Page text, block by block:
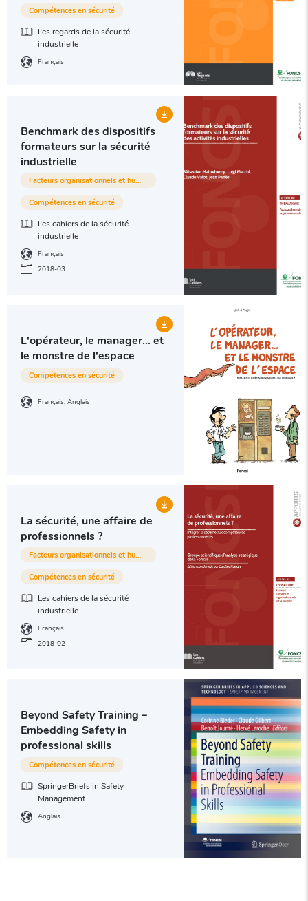
Compétences en sécurité
Les regards de la sécurité
industrielle
Français
Benchmark des dispositifs
formateurs sur la sécurité
industrielle
Facteurs organisationnels et humains
Compétences en sécurité
Les cahiers de la sécurité
industrielle
Français
2018-03
L'opérateur, le manager... et
le monstre de l'espace
Compétences en sécurité
Français Anglais
La sécurité, une affaire de
professionnels ?
Facteurs organisationnels et humains
Compétences en sécurité
Les cahiers de la sécurité
industrielle
Français
2018-02
Beyond Safety Training –
Embedding Safety in
professional skills
Compétences en sécurité
SpringerBriefs in Safety
Management
Anglais